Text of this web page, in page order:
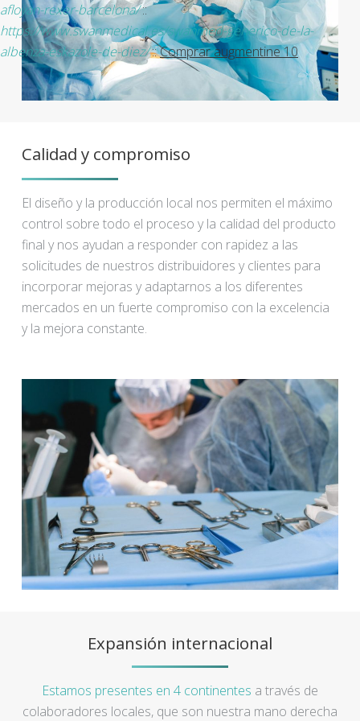
afloyan-rexer-barcelona/::
https://www.swanmedical.es/swanmed-generico-de-la-
albenza-eskazole-de-diez/::Comprar augmentine 10
Calidad y compromiso
El diseño y la producción local nos permiten el máximo
control sobre todo el proceso y la calidad del producto
final y nos ayudan a responder con rapidez a las
solicitudes de nuestros distribuidores y clientes para
incorporar mejoras y adaptarnos a los diferentes
mercados en un fuerte compromiso con la excelencia
y la mejora constante.
Expansión internacional
Estamos presentes en 4 continentes a través de
colaboradores locales, que son nuestra mano derecha